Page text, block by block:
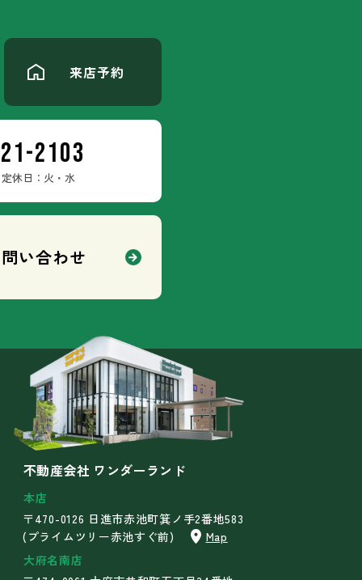
来店予約
2103
定休日：火・水
い合わせ
不動産会社 ワンダーランド
本店
〒470-0126 日進市赤池町箕ノ手2番地583
(プライムツリー赤池すぐ前)
Map
大府名南店